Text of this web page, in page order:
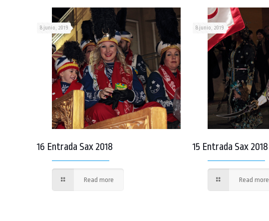
8 junio, 2019
16 Entrada Sax 2018
Read more
8 junio, 2019
15 Entrada Sax 2018
Read more